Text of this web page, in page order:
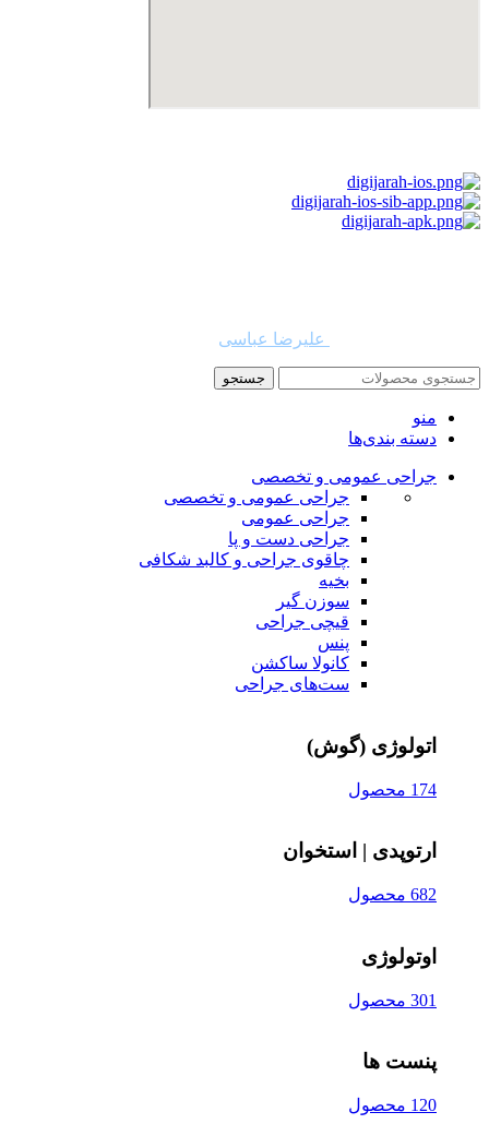
علیرضا عباسی
جستجو
منو
دسته بندی‌ها
جراحی عمومی و تخصصی
جراحی عمومی و تخصصی
جراحی عمومی
جراحی دست و پا
چاقوی جراحی و کالبد شکافی
بخیه
سوزن‌ گیر
قیچی‌ جراحی
پنس
کانولا ساکشن
ست‌های جراحی
اتولوژی (گوش)
174 محصول
ارتوپدی | استخوان
682 محصول
اوتولوژی
301 محصول
پنست ها
120 محصول